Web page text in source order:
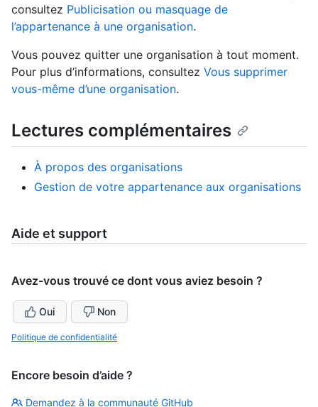
consultez Publicisation ou masquage de
l’appartenance à une organisation.
Vous pouvez quitter une organisation à tout moment.
Pour plus d’informations, consultez Vous supprimer
vous-même d’une organisation.
Lectures complémentaires
À propos des organisations
Gestion de votre appartenance aux organisations
Aide et support
Avez-vous trouvé ce dont vous aviez besoin ?
Oui Non
Politique de confidentialité
Encore besoin d’aide ?
Demandez à la communauté GitHub